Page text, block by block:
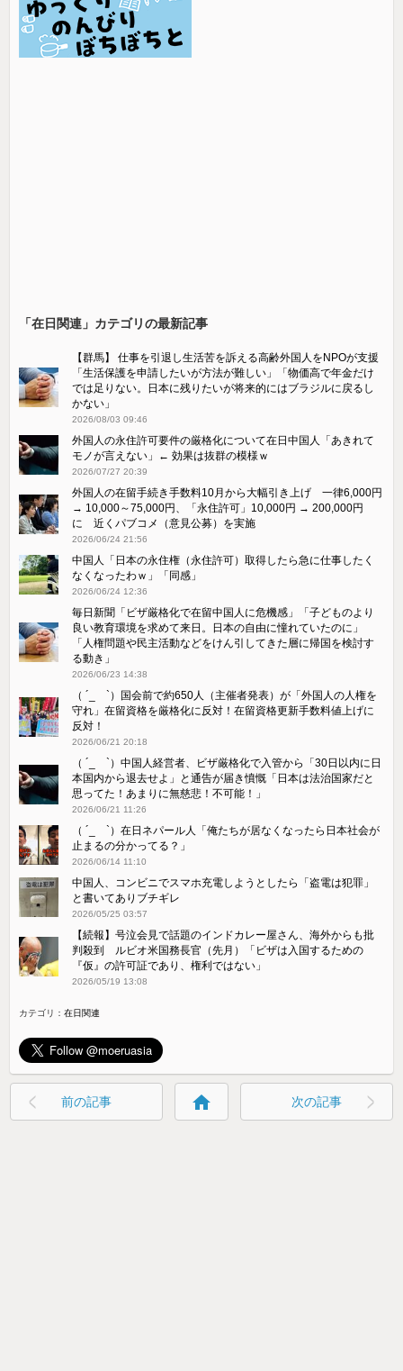
「在日関連」カテゴリの最新記事
【群馬】 仕事を引退し生活苦を訴える高齢外国人をNPOが支援
「生活保護を申請したいが方法が難しい」「物価高で年金だけ
では足りない。日本に残りたいが将来的にはブラジルに戻るし
かない」
2026/08/03 09:46
外国人の永住許可要件の厳格化について在日中国人「あきれて
モノが言えない」← 効果は抜群の模様ｗ
2026/07/27 20:39
外国人の在留手続き手数料10月から大幅引き上げ 一律6,000円
→ 10,000～75,000円、「永住許可」10,000円 → 200,000円
に 近くパブコメ（意見公募）を実施
2026/06/24 21:56
中国人「日本の永住権（永住許可）取得したら急に仕事したく
なくなったわｗ」「同感」
2026/06/24 12:36
毎日新聞「ビザ厳格化で在留中国人に危機感」「子どものより
良い教育環境を求めて来日。日本の自由に憧れていたのに」
「人権問題や民主活動などをけん引してきた層に帰国を検討す
る動き」
2026/06/23 14:38
（ ´_ゝ`）国会前で約650人（主催者発表）が「外国人の人権を
守れ」在留資格を厳格化に反対！在留資格更新手数料値上げに
反対！
2026/06/21 20:18
（ ´_ゝ`）中国人経営者、ビザ厳格化で入管から「30日以内に日
本国内から退去せよ」と通告が届き憤慨「日本は法治国家だと
思ってた！あまりに無慈悲！不可能！」
2026/06/21 11:26
（ ´_ゝ`）在日ネパール人「俺たちが居なくなったら日本社会が
止まるの分かってる？」
2026/06/14 11:10
中国人、コンビニでスマホ充電しようとしたら「盗電は犯罪」
と書いてありブチギレ
2026/05/25 03:57
【続報】号泣会見で話題のインドカレー屋さん、海外からも批
判殺到 ルビオ米国務長官（先月）「ビザは入国するための
『仮』の許可証であり、権利ではない」
2026/05/19 13:08
カテゴリ：在日関連
前の記事 home 次の記事